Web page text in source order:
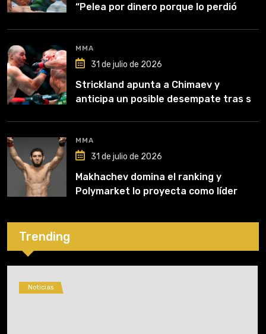
“Pelea por dinero porque lo perdió
MMA
31 de julio de 2026
Strickland apunta a Chimaev y
anticipa un posible desempate tras su
MMA
31 de julio de 2026
Makhachev domina el ranking y
Polymarket lo proyecta como líder
Trending
Noticias